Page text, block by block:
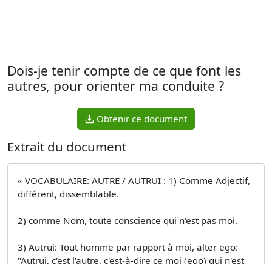
Dois-je tenir compte de ce que font les
autres, pour orienter ma conduite ?
Obtenir ce document
Extrait du document
« VOCABULAIRE: AUTRE / AUTRUI : 1) Comme Adjectif,
différent, dissemblable.
2) comme Nom, toute conscience qui n'est pas moi.
3) Autrui: Tout homme par rapport à moi, alter ego:
"Autrui, c'est l'autre, c'est-à-dire ce moi (ego) qui n'est